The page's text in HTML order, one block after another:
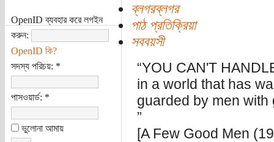
OpenID ব্যবহার করে লগইন
করুন:
OpenID কি?
সদস্য পরিচয়: *
পাসওয়ার্ড: *
ভুলোনা আমায়
ব্লগরব্লগর
পাঠ প্রতিক্রিয়া
সববয়সী
“YOU CAN'T
in a world that has
guarded by men with
”
[A Few Good Men